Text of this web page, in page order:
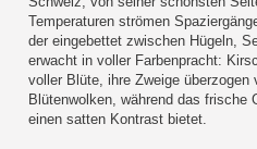
Temperaturen strömen
der eingebettet zwischen Hügeln,
erwacht in voller Farbenpracht:
voller Blüte, ihre Zweige überzogen
Blütenwolken, während das frische
einen satten Kontrast bietet.